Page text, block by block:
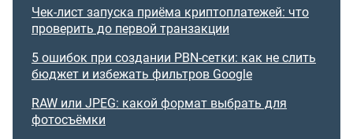
Чек-лист запуска приёма криптоплатежей: что
проверить до первой транзакции
5 ошибок при создании PBN-сетки: как не слить
бюджет и избежать фильтров Google
RAW или JPEG: какой формат выбрать для
фотосъёмки